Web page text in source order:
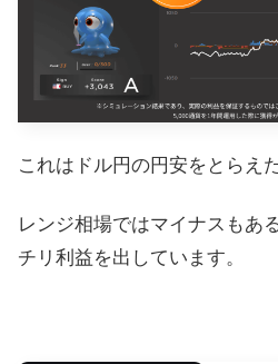
これはドル円の円安をとらえ
レンジ相場ではマイナスもあ
チリ利益を出しています。